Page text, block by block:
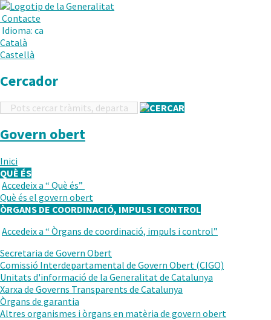
.
Obre
en
una
nova
Menú
Contacte
Idioma: ca
Català
Castellà
Cercador
Govern obert
Inici
QUÈ ÉS
TORNAR
AL
NIVELL
ANTERIOR
Accedeix a “ Què és”
Què és el govern obert
ÒRGANS DE COORDINACIÓ, IMPULS I CONTROL
TORNAR
AL
NIVELL
ANTERIOR
Accedeix a “ Òrgans de coordinació, impuls i control”
Secretaria de Govern Obert
Comissió Interdepartamental de Govern Obert (CIGO)
Unitats d'informació de la Generalitat de Catalunya
Xarxa de Governs Transparents de Catalunya
Òrgans de garantia
Altres organismes i òrgans en matèria de govern obert